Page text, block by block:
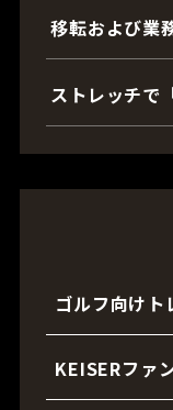
移転および業
ストレッチで
ゴルフ向けト
KEISERファ